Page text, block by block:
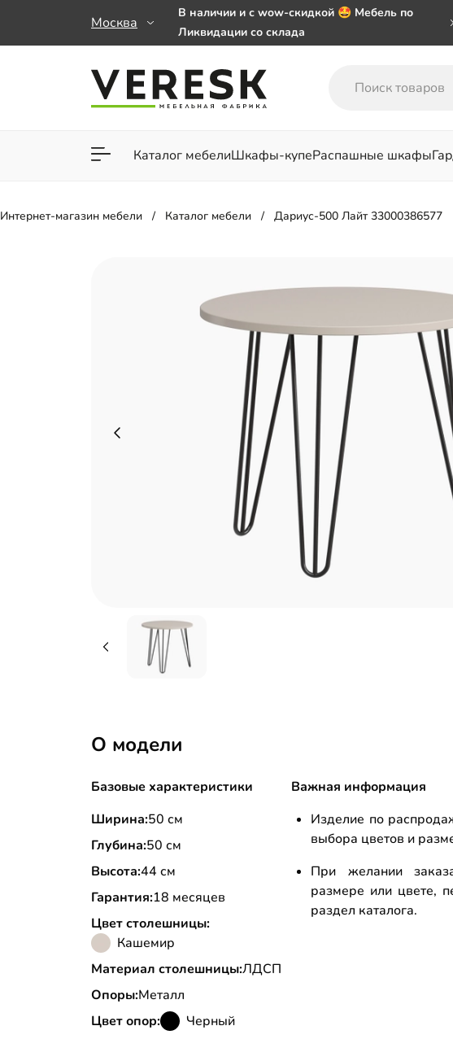
Москва
В наличии и с wow-скидкой 🤩 Мебель по
Ликвидации со склада
заказе от 50 000 ₽
Важно! Наш Whatsapp переехал на номер
Каталог мебелиШкафы-купеРаспашные шкафы
Для гостиной
Интернет-магазин мебели Каталог мебели Дариус-500 Лайт 33000386577
О модели
Базовые характеристики
Ширина:50 см
Глубина:50 см
Высота:44 см
Гарантия:18 месяцев
Цвет столешницы:
Кашемир
Материал столешницы:ЛДСП
Опоры:Металл
Цвет опор:
Черный
Важная информация
Изделие по
выбора цветов и
При желании
размере или цвете,
раздел каталога.